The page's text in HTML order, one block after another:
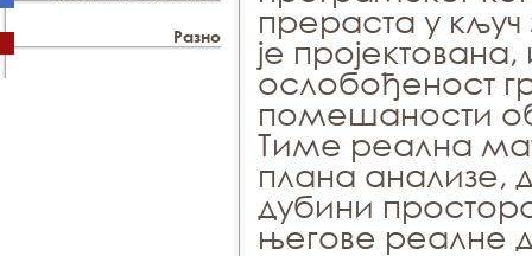
Разно прераста у
је
ослобођеност
помешаности
Тиме реална
плана анализе,
дубини
његове реалне